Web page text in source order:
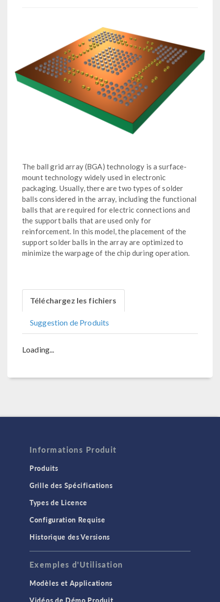
The ball grid array (BGA) technology is a surface-
mount technology widely used in electronic
packaging. Usually, there are two types of solder
balls considered in the array, including the functional
balls that are required for electric connections and
the support balls that are used only for
reinforcement. In this model, the placement of the
support solder balls in the array are optimized to
minimize the warpage of the chip during operation.
Téléchargez les fichiers
Suggestion de Produits
Loading...
Informations Produit
Produits
Grille des Spécifications
Types de Licence
Configuration Requise
Historique des Versions
Exemples d'Utilisation
Modèles et Applications